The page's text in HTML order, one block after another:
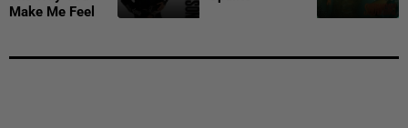
Make Me Feel